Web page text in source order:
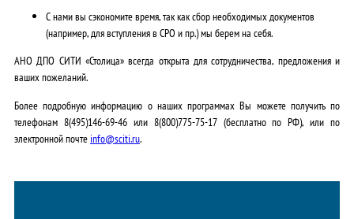
С нами вы сэкономите время, так как сбор необходимых документов
(например, для вступления в СРО и пр.) мы берем на себя.
АНО ДПО СИТИ «Столица» всегда открыта для сотрудничества, предложения и
ваших пожеланий.
Более подробную информацию о наших программах Вы можете получить по
телефонам 8(495)146-69-46или 8(800)775-75-17(бесплатно по РФ), или по
электронной почте info@sciti.ru.